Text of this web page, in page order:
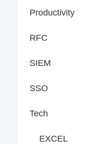
Productivity
RFC
SIEM
SSO
Tech
EXCEL